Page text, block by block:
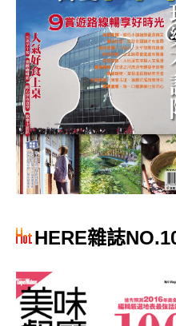
HERE雜誌